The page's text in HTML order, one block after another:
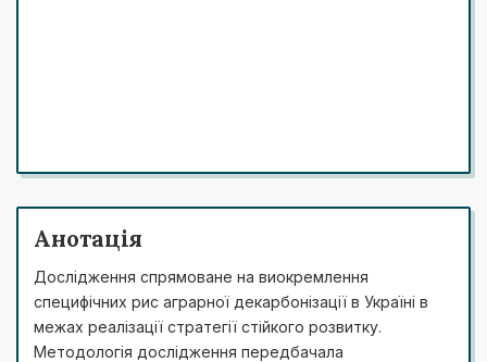
Анотація
Дослідження спрямоване на виокремлення
специфічних рис аграрної декарбонізації в Україні в
межах реалізації стратегії стійкого розвитку.
Методологія дослідження передбачала